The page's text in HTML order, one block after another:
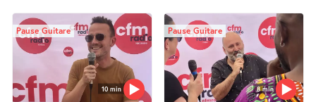
10 min
Pause Guitare
8 min
Pause Guitare